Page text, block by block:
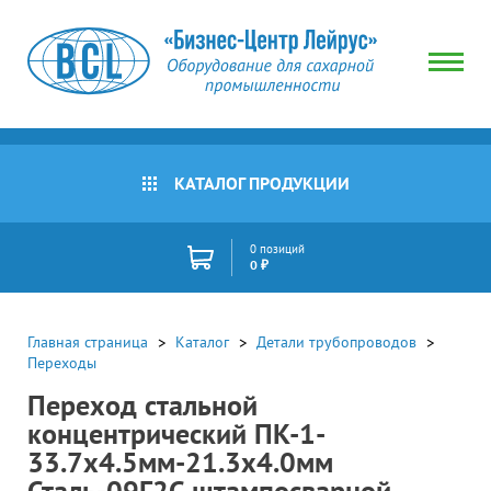
КАТАЛОГ ПРОДУКЦИИ
0 позиций
0 ₽
Главная страница Каталог
Детали трубопроводов
Переходы
Переход стальной
концентрический ПК-1-
33.7х4.5мм-21.3х4.0мм